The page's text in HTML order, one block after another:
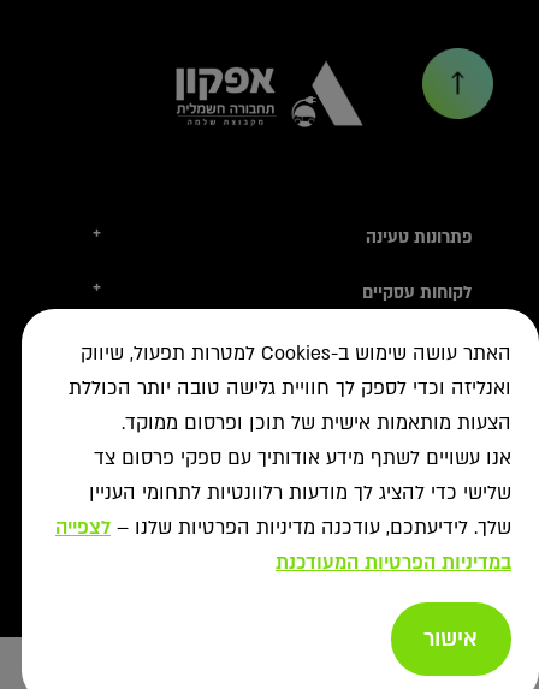
פתרונות טעינה +
טסלה
עמדות טעינה
אביזרי טעינה
עמדות דרך יבואני הרכב
פתרונות לעסקים
רשת ON לטעינת רכבים חשמליים
לקוחות עסקיים +
נדל"ן מסחרי לרשת הטעינה
רשויות ומכרזים
פתרונות ניהול אנרגיה
פתרונות טעינה לאוטובוסים
יעוץ
פתרונות אגירת אנרגיה
כל הפתרונות
רכישת עמדות טעינה
מידע שימושי
איתור עמדה ב-ON
אישורים נדרשים
מסמך גילוי
תעודות אחריות
מאגרי מידע
שאלות ותשובות
אזור מתקינים
אודות +
מדיניות נגישות
ביטול עסקה
ביטול עסקה
ייעוץ בחירת
האתר עושה שימוש ב-Cookies למטרות תפעול, שיווק
ואנליזה וכדי לספק לך חוויית גלישה טובה יותר הכוללת
הצעות מותאמות אישית של תוכן ופרסום ממוקד.
אנו עשויים לשתף מידע אודותיך עם ספקי פרסום צד
שלישי כדי להציג לך מודעות רלוונטיות לתחומי העניין
שלך. לידיעתכם, עודכנה מדיניות הפרטיות שלנו – לצפייה
במדיניות הפרטיות המעודכנת
אישור